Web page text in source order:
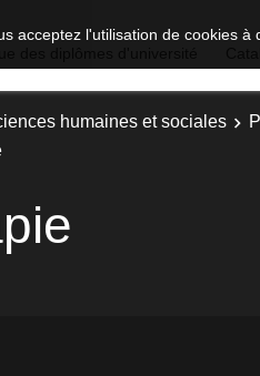
acceptez l'utilisation de cookies
humaines et sociales